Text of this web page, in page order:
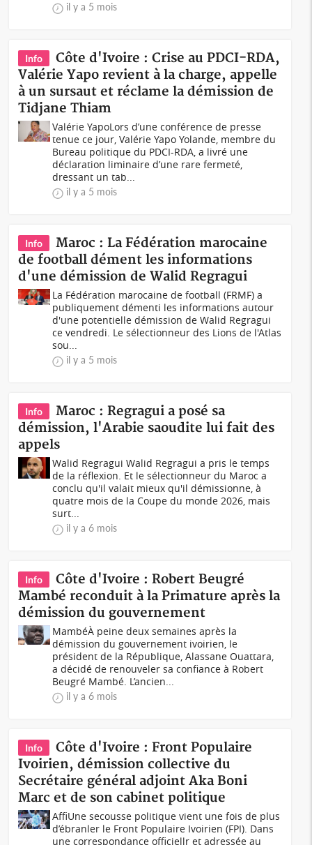
il y a 5 mois
Info
Côte d'Ivoire : Crise au PDCI-RDA,
Valérie Yapo revient à la charge, appelle
à un sursaut et réclame la démission de
Tidjane Thiam
Valérie YapoLors d’une conférence de presse
tenue ce jour, Valérie Yapo Yolande, membre du
Bureau politique du PDCI-RDA, a livré une
déclaration liminaire d’une rare fermeté,
dressant un tab...
il y a 5 mois
Info
Maroc : La Fédération marocaine
de football dément les informations
d'une démission de Walid Regragui
La Fédération marocaine de football (FRMF) a
publiquement démenti les informations autour
d'une potentielle démission de Walid Regragui
ce vendredi. Le sélectionneur des Lions de l'Atlas
sou...
il y a 5 mois
Info
Maroc : Regragui a posé sa
démission, l'Arabie saoudite lui fait des
appels
Walid Regragui Walid Regragui a pris le temps
de la réflexion. Et le sélectionneur du Maroc a
conclu qu'il valait mieux qu'il démissionne, à
quatre mois de la Coupe du monde 2026, mais
surt...
il y a 6 mois
Info
Côte d'Ivoire : Robert Beugré
Mambé reconduit à la Primature après la
démission du gouvernement
MambéÀ peine deux semaines après la
démission du gouvernement ivoirien, le
président de la République, Alassane Ouattara,
a décidé de renouveler sa confiance à Robert
Beugré Mambé. L’ancien...
il y a 6 mois
Info
Côte d'Ivoire : Front Populaire
Ivoirien, démission collective du
Secrétaire général adjoint Aka Boni
Marc et de son cabinet politique
AffiUne secousse politique vient une fois de plus
d’ébranler le Front Populaire Ivoirien (FPI). Dans
une correspondance officiellr et adressée au